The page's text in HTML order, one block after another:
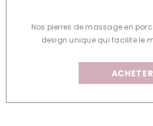
Nos pierres de massage en
design unique qui facilite le
ACHETER